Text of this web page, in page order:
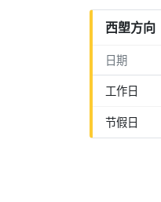
西塱方向
日期
工作日
节假日